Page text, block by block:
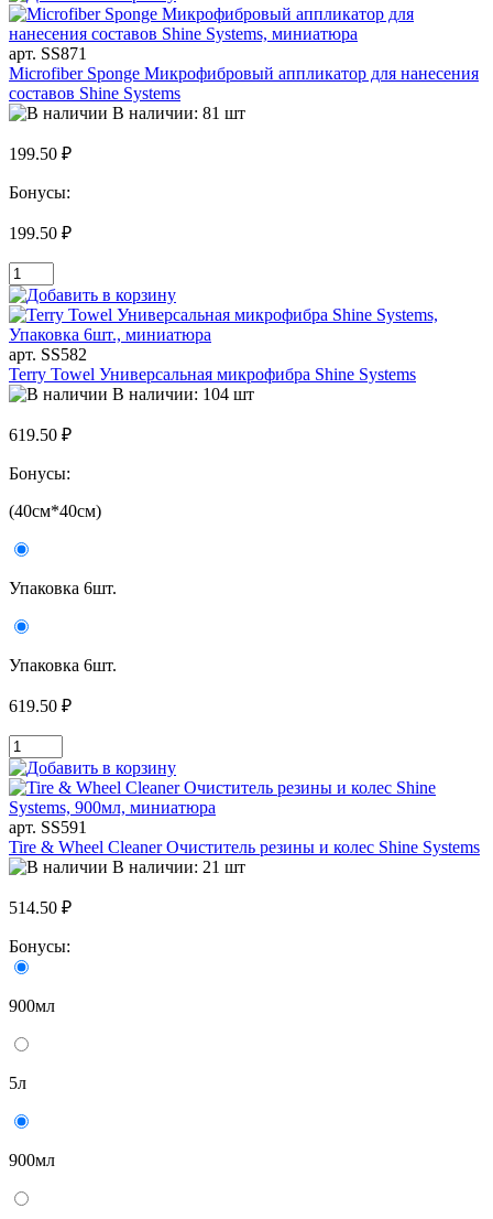
арт. SS871
Microfiber Sponge Микрофибровый аппликатор для нанесения
составов Shine Systems
В наличии: 81 шт
199.50 ₽
Бонусы:
199.50 ₽
арт. SS582
Terry Towel Универсальная микрофибра Shine Systems
В наличии: 104 шт
619.50 ₽
Бонусы:
(40см*40см)
Упаковка 6шт.
Упаковка 6шт.
619.50 ₽
арт. SS591
Tire & Wheel Cleaner Очиститель резины и колес Shine Systems
В наличии: 21 шт
514.50 ₽
Бонусы:
900мл
5л
900мл